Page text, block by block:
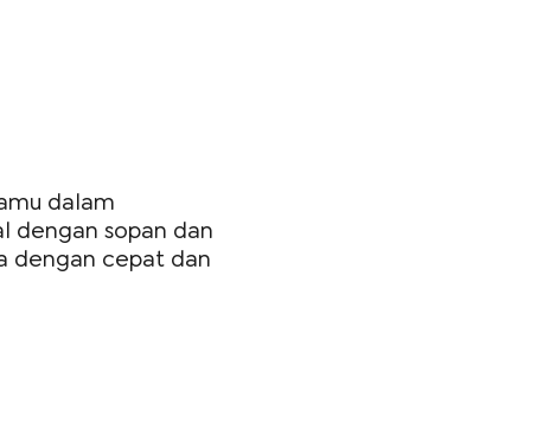
dalam
dengan sopan dan
dengan cepat dan